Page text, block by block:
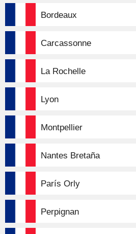
Bordeaux
Carcassonne
La Rochelle
Lyon
Montpellier
Nantes Bretaña
París Orly
Perpignan